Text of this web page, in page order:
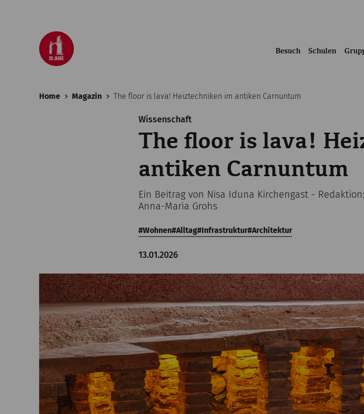
Besuch Schulen
Home Magazin The floor is lava! Heiztechniken im antiken Carnuntum
Wissenschaft
The floor is lava!
antiken Carnuntum
Ein Beitrag von Nisa Iduna Kirchengast -
Anna-Maria Grohs
Wohnen Alltag Infrastruktur Architektur
13.01.2026